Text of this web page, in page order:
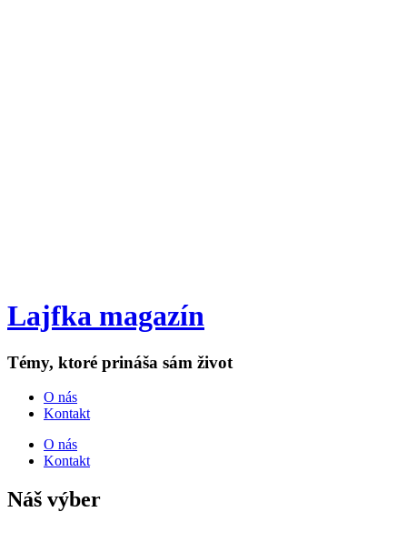
Lajfka magazín
Témy, ktoré prináša sám život
O nás
Kontakt
O nás
Kontakt
Náš výber